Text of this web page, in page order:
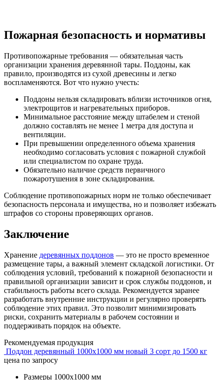
Пожарная безопасность и нормативы
Противопожарные требования — обязательная часть
организации хранения деревянной тары. Поддоны, как
правило, производятся из сухой древесины и легко
воспламеняются. Вот что нужно учесть:
Поддоны нельзя складировать вблизи источников огня,
электрощитов и нагревательных приборов.
Минимальное расстояние между штабелем и стеной
должно составлять не менее 1 метра для доступа и
вентиляции.
При превышении определенного объема хранения
необходимо согласовать условия с пожарной службой
или специалистом по охране труда.
Обязательно наличие средств первичного
пожаротушения в зоне складирования.
Соблюдение противопожарных норм не только обеспечивает
безопасность персонала и имущества, но и позволяет избежать
штрафов со стороны проверяющих органов.
Заключение
Хранение деревянных поддонов — это не просто временное
размещение тары, а важный элемент складской логистики. От
соблюдения условий, требований к пожарной безопасности и
правильной организации зависит и срок службы поддонов, и
стабильность работы всего склада. Рекомендуется заранее
разработать внутренние инструкции и регулярно проверять
соблюдение этих правил. Это позволит минимизировать
риски, сохранить материалы в рабочем состоянии и
поддерживать порядок на объекте.
Рекомендуемая продукция
Поддон деревянный 1000х1000 мм новый 3 сорт до 1500 кг
цена по запросу
Размеры 1000х1000 мм